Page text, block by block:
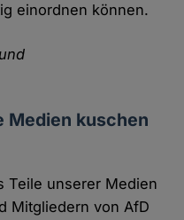
einordnen können.
Medien kuschen
Teile unserer Medien
Mitgliedern von AfD